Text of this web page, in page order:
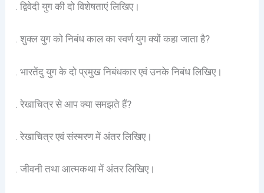
. द्विवेदी युग की दो विशेषताएं लिखिए।
. शुक्ल युग को निबंध काल का स्वर्ण युग क्यों कहा जाता है?
. भारतेंदु युग के दो प्रमुख निबंधकार एवं उनके निबंध लिखिए।
. रेखाचित्र से आप क्या समझते हैं?
. रेखाचित्र एवं संस्मरण में अंतर लिखिए।
. जीवनी तथा आत्मकथा में अंतर लिखिए।